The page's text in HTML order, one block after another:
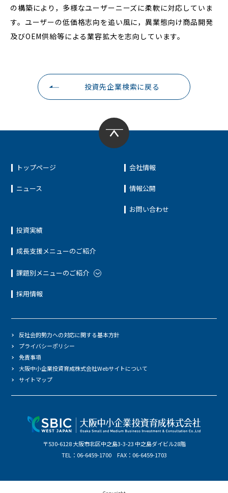
の構築により，多様なユーザーニーズに柔軟に対応していま
す。ユーザーの低価格志向を追い風に，異業態向け商品開発
及びOEM供給等による業容拡大を志向しています。
投資先企業検索に戻る
トップページ
ニュース
投資実績
成長支援メニューのご紹介
課題別メニューのご紹介
採用情報
会社情報
情報公開
お問い合わせ
〒530-6128 大阪市北区中之島3-3-23 中之島ダイビル28階
TEL：06-6459-1700 FAX：06-6459-1703
反社会的勢力への対応に関する基本方針
プライバシーポリシー
免責事項
大阪中小企業投資育成株式会社Webサイトについて
サイトマップ